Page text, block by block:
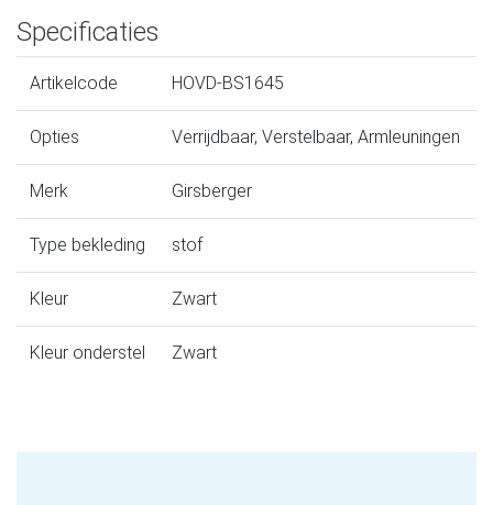
Specificaties
Artikelcode HOVD-BS1645
Opties Verrijdbaar, Verstelbaar, Armleuningen
Merk Girsberger
Type bekleding stof
Kleur Zwart
Kleur onderstel Zwart